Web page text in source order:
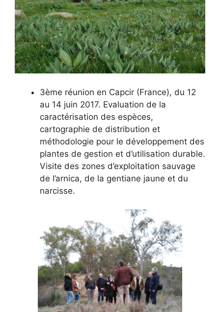
3ème réunion en Capcir (France), du 12
au 14 juin 2017. Evaluation de la
caractérisation des espèces,
cartographie de distribution et
méthodologie pour le développement des
plantes de gestion et d’utilisation durable.
Visite des zones d’exploitation sauvage
de l’arnica, de la gentiane jaune et du
narcisse.